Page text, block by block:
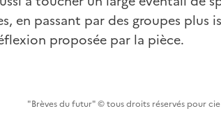
en passant par des groupes plus
proposée par la pièce.
"Brèves du futur" © tous droits réservés pour